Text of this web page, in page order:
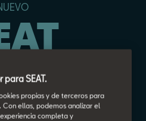
para SEAT.
propias y de terceros para
ellas, podemos analizar el
completa y